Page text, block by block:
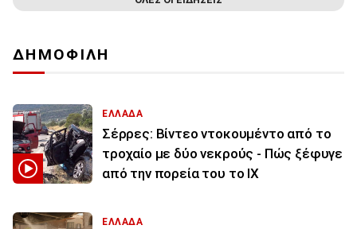
ΔΗΜΟΦΙΛΗ
ΕΛΛΑΔΑ
Σέρρες: Βίντεο ντοκουμέντο από το
τροχαίο με δύο νεκρούς - Πώς ξέφυγε
από την πορεία του το ΙΧ
ΕΛΛΑΔΑ